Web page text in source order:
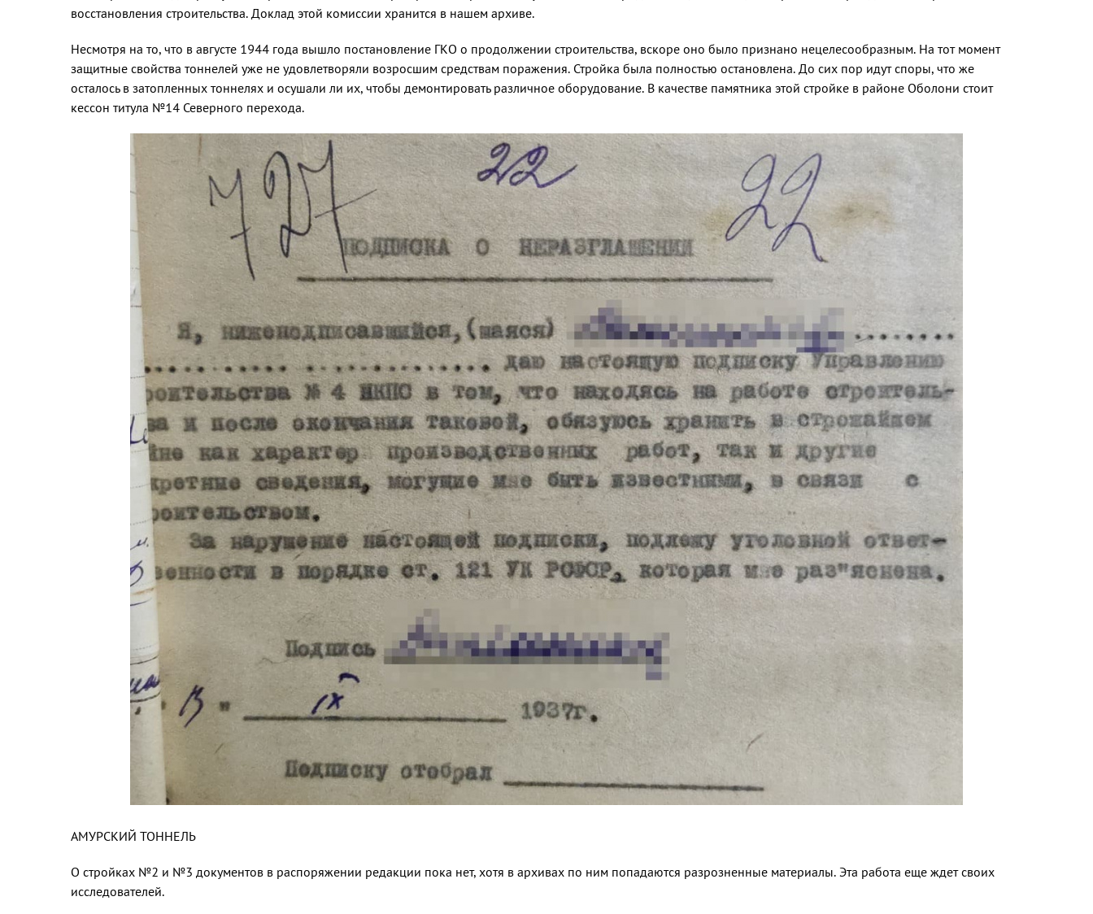
восстановления строительства. Доклад этой комиссии хранится в нашем архиве.
Несмотря на то, что в августе 1944 года вышло постановление ГКО о продолжении строительства, вскоре оно было признано нецелесообразным. На тот момент
защитные свойства тоннелей уже не удовлетворяли возросшим средствам поражения. Стройка была полностью остановлена. До сих пор идут споры, что же
осталось в затопленных тоннелях и осушали ли их, чтобы демонтировать различное оборудование. В качестве памятника этой стройке в районе Оболони стоит
кессон титула №14 Северного перехода.
АМУРСКИЙ ТОННЕЛЬ
О стройках №2 и №3 документов в распоряжении редакции пока нет, хотя в архивах по ним попадаются разрозненные материалы. Эта работа еще ждет своих
исследователей.